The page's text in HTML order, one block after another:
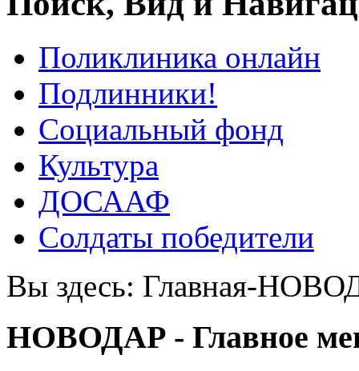
Поликлиника онлайн
Подлинники!
Социальный фонд
Культура
ДОСААФ
Солдаты победители
Вы здесь: Главная-
НОВОДАР - Главное